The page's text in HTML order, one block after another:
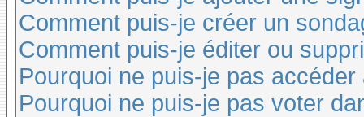
Comment puis-je créer un
Comment puis-je éditer ou
Pourquoi ne puis-je pas accéder
Pourquoi ne puis-je pas voter